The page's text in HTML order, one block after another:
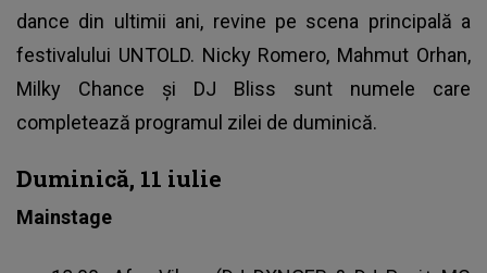
dance din ultimii ani, revine pe scena principală a
festivalului UNTOLD. Nicky Romero, Mahmut Orhan,
Milky Chance și DJ Bliss sunt numele care
completează programul zilei de duminică.
Duminică, 11 iulie
Mainstage